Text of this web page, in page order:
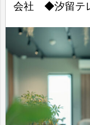
会社 ◆汐留テ